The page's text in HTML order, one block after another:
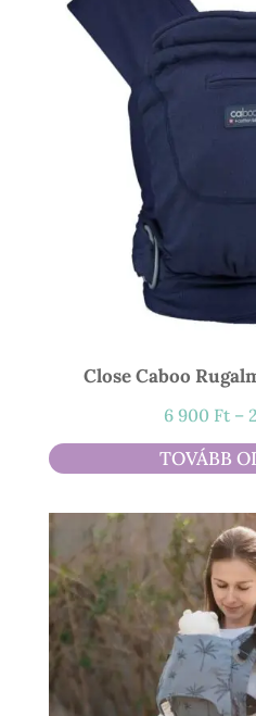
Close Caboo
6 900 Ft –
TOVÁBB